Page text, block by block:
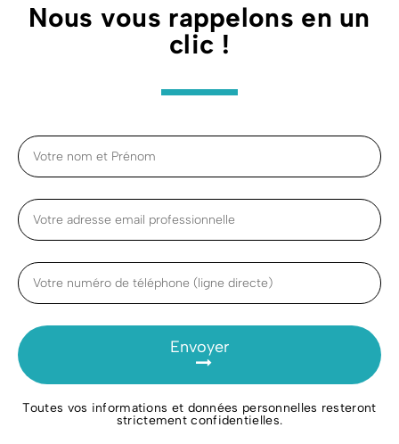
Nous vous rappelons en un
clic !
Envoyer
Toutes vos informations et données personnelles resteront
strictement confidentielles.